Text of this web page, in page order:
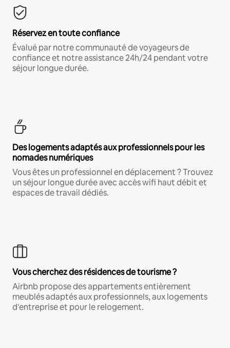
Réservez en toute confiance
Évalué par notre communauté de voyageurs de
confiance et notre assistance 24h/24 pendant votre
séjour longue durée.
Des logements adaptés aux professionnels pour les
nomades numériques
Vous êtes un professionnel en déplacement ? Trouvez
un séjour longue durée avec accès wifi haut débit et
espaces de travail dédiés.
Vous cherchez des résidences de tourisme ?
Airbnb propose des appartements entièrement
meublés adaptés aux professionnels, aux logements
d'entreprise et pour le relogement.